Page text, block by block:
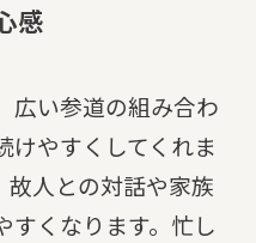
感
広い参道の組み合わ
けやすくしてくれま
故人との対話や家族
すくなります。忙し